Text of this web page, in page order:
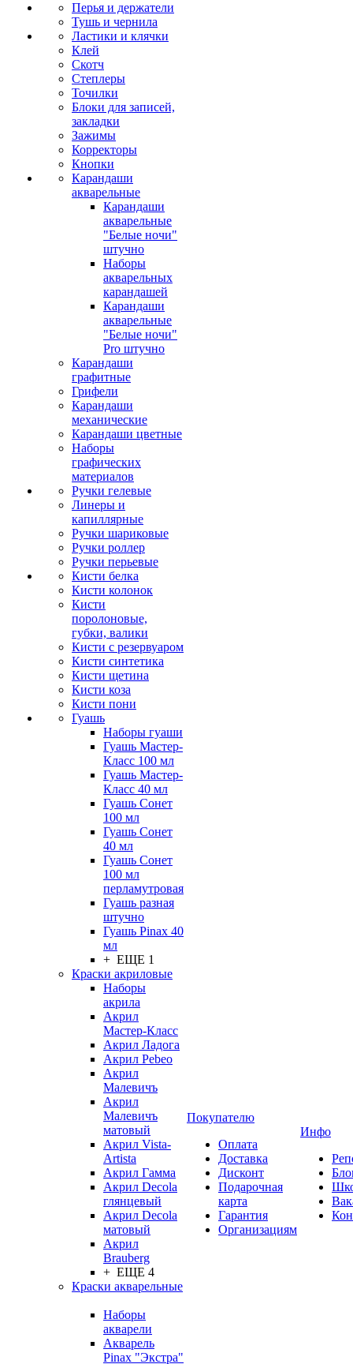
Перья и держатели
Тушь и чернила
Ластики и клячки
Клей
Скотч
Степлеры
Точилки
Блоки для записей,
закладки
Зажимы
Корректоры
Кнопки
Карандаши
акварельные
Карандаши
акварельные
"Белые ночи"
штучно
Наборы
акварельных
карандашей
Карандаши
акварельные
"Белые ночи"
Pro штучно
Карандаши
графитные
Грифели
Карандаши
механические
Карандаши цветные
Наборы
графических
материалов
Ручки гелевые
Линеры и
капиллярные
Ручки шариковые
Ручки роллер
Ручки перьевые
Кисти белка
Кисти колонок
Кисти
поролоновые,
губки, валики
Кисти с резервуаром
Кисти синтетика
Кисти щетина
Кисти коза
Кисти пони
Гуашь
Наборы гуаши
Гуашь Мастер-
Класс 100 мл
Гуашь Мастер-
Класс 40 мл
Гуашь Сонет
100 мл
Гуашь Сонет
40 мл
Гуашь Сонет
100 мл
перламутровая
Гуашь разная
штучно
Гуашь Pinax 40
мл
+ ЕЩЕ 1
Краски акриловые
Наборы
акрила
Акрил
Мастер-Класс
Акрил Ладога
Акрил Pebeo
Акрил
Малевичъ
Акрил
Малевичъ
матовый
Акрил Vista-
Artista
Акрил Гамма
Акрил Decola
глянцевый
Акрил Decola
матовый
Акрил
Brauberg
+ ЕЩЕ 4
Краски акварельные
Наборы
акварели
Акварель
Pinax "Экстра"
Покупателю
Оплата
Доставка
Дисконт
Подарочная
карта
Гарантия
Организациям
Инфо